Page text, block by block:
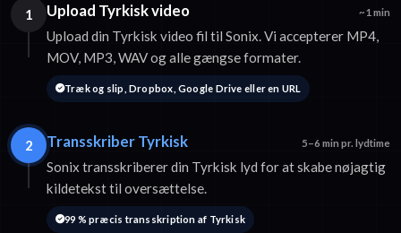
1 Upload Tyrkisk video ~1 min
Upload din Tyrkisk video fil til Sonix. Vi accepterer MP4,
MOV, MP3, WAV og alle gængse formater.
Træk og slip, Dropbox, Google Drive eller en URL
2 Transskriber Tyrkisk 5–6 min pr. lydtime
Sonix transskriberer din Tyrkisk lyd for at skabe nøjagtig
kildetekst til oversættelse.
99 % præcis transskription af Tyrkisk